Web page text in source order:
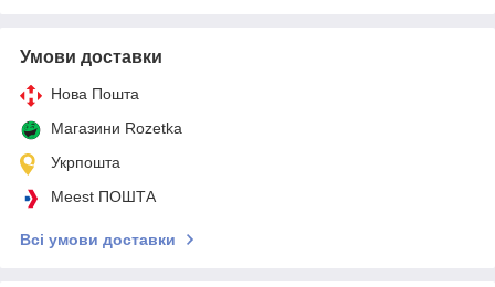
Умови доставки
Нова Пошта
Магазини Rozetka
Укрпошта
Meest ПОШТА
Всі умови доставки